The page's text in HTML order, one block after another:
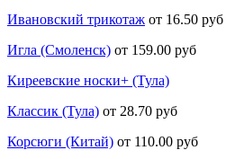
Ивановский трикотаж от 16.50 руб
Игла (Смоленск) от 159.00 руб
Киреевские носки+ (Тула)
Классик (Тула) от 28.70 руб
Корсюги (Китай) от 110.00 руб